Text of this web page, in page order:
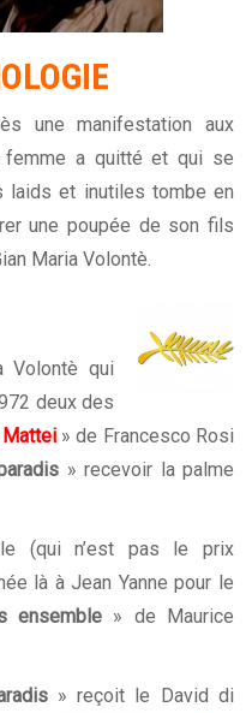
une manifestation aux
femme a quitté et qui se
laids et inutiles tombe en
une poupée de son fils
Maria Volontè.
Volontè qui
deux des
Mattei» de Francesco Rosi
» recevoir la palme
(qui n’est pas le prix
là à Jean Yanne pour le
ensemble » de Maurice
» reçoit le David di